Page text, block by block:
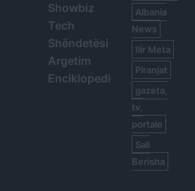
Showbiz
Tech
Shëndetësi
Argetim
Enciklopedi
Albania
News
Ilir Meta
Piranjat
gazeta,
tv,
portale
Sali
Berisha